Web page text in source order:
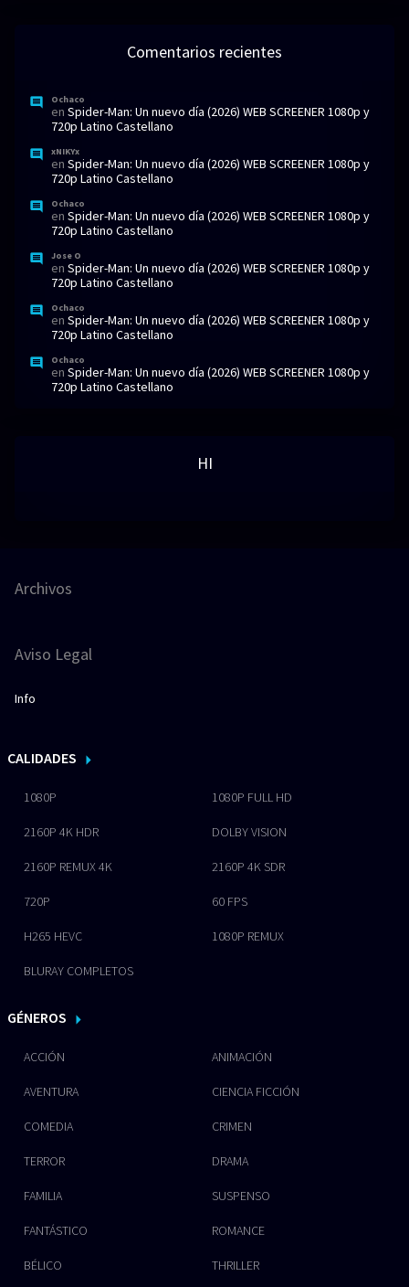
Comentarios recientes
Ochaco
en Spider-Man: Un nuevo día (2026) WEB SCREENER 1080p y
720p Latino Castellano
xNIKYx
en Spider-Man: Un nuevo día (2026) WEB SCREENER 1080p y
720p Latino Castellano
Ochaco
en Spider-Man: Un nuevo día (2026) WEB SCREENER 1080p y
720p Latino Castellano
Jose O
en Spider-Man: Un nuevo día (2026) WEB SCREENER 1080p y
720p Latino Castellano
Ochaco
en Spider-Man: Un nuevo día (2026) WEB SCREENER 1080p y
720p Latino Castellano
Ochaco
en Spider-Man: Un nuevo día (2026) WEB SCREENER 1080p y
720p Latino Castellano
HI
Archivos
Aviso Legal
Info
CALIDADES
1080P 1080P FULL HD
2160P 4K HDR DOLBY VISION
2160P REMUX 4K 2160P 4K SDR
720P 60 FPS
H265 HEVC 1080P REMUX
BLURAY COMPLETOS
GÉNEROS
ACCIÓN ANIMACIÓN
AVENTURA CIENCIA FICCIÓN
COMEDIA CRIMEN
TERROR DRAMA
FAMILIA SUSPENSO
FANTÁSTICO ROMANCE
BÉLICO THRILLER